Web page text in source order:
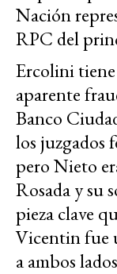
Nación
RPC del
Ercolini tiene
aparente
Banco
los juzgados
pero Nieto
Rosada y su
pieza clave
Vicentin fue
a ambos